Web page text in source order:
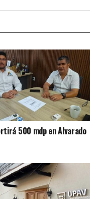
500 mdp en Alvarado